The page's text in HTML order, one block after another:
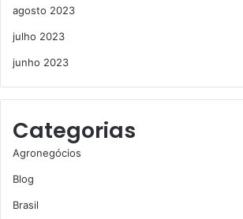
agosto 2023
julho 2023
junho 2023
Categorias
Agronegócios
Blog
Brasil